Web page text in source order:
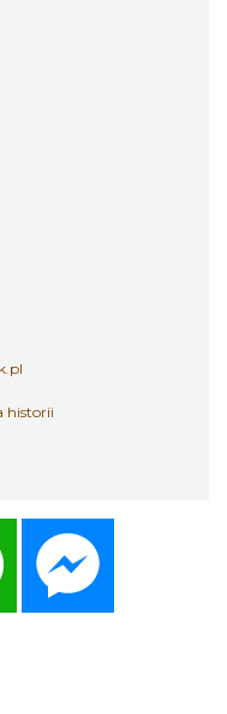
historii
WhatsApp